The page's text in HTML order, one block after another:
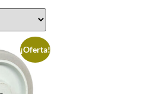
¡Oferta!